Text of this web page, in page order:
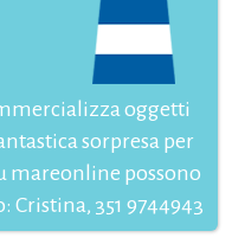
oggetti
sorpresa per
mareonline possono
351 9744943